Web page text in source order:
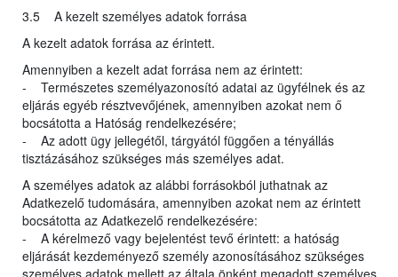
3.5 A kezelt személyes adatok forrása
A kezelt adatok forrása az érintett.
Amennyiben a kezelt adat forrása nem az érintett:
- Természetes személyazonosító adatai az ügyfélnek és az
eljárás egyéb résztvevőjének, amennyiben azokat nem ő
bocsátotta a Hatóság rendelkezésére;
- Az adott ügy jellegétől, tárgyától függően a tényállás
tisztázásához szükséges más személyes adat.
A személyes adatok az alábbi forrásokból juthatnak az
Adatkezelő tudomására, amennyiben azokat nem az érintett
bocsátotta az Adatkezelő rendelkezésére:
- A kérelmező vagy bejelentést tevő érintett: a hatóság
eljárását kezdeményező személy azonosításához szükséges